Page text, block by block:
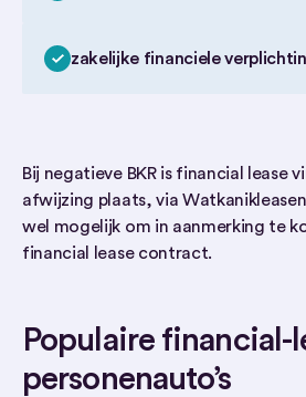
zakelijke financiele
Bij negatieve BKR is financial lease
afwijzing plaats, via
wel mogelijk om in aanmerking te
financial lease contract.
Populaire financial-
personenauto’s